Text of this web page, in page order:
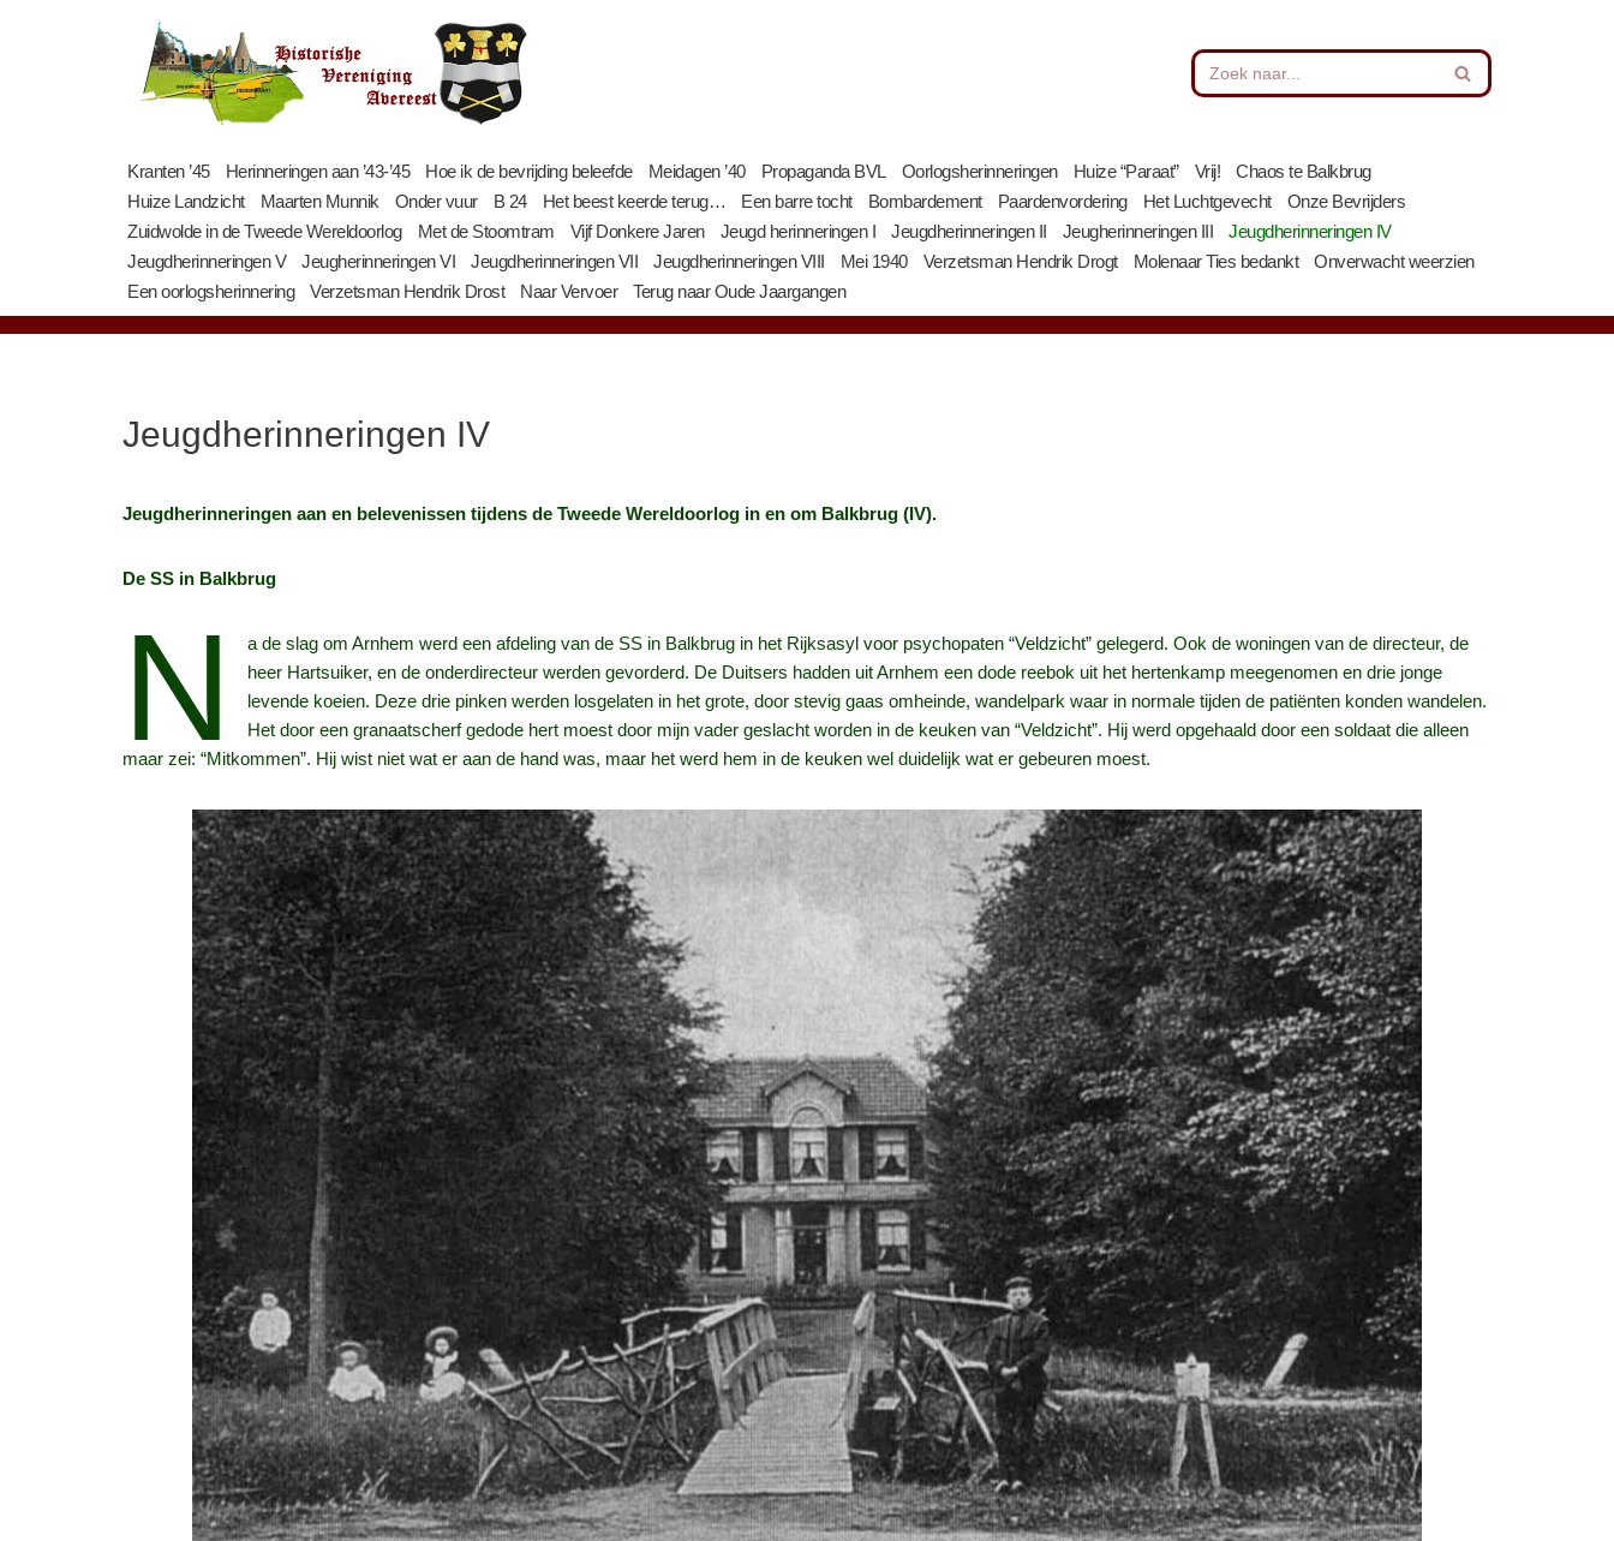
Kranten ’45
Herinneringen aan ’43-’45 Hoe ik de bevrijding beleefde Meidagen ’40 Propaganda BVL Oorlogsherinneringen Huize “Paraat” Vrij!
Chaos te Balkbrug
Huize Landzicht
Maarten Munnik Onder vuur B 24 Het beest keerde terug… Een barre tocht Bombardement Paardenvordering Het Luchtgevecht
Onze Bevrijders
Zuidwolde in de Tweede Wereldoorlog
Met de Stoomtram Vijf Donkere Jaren Jeugd herinneringen I Jeugdherinneringen II Jeugherinneringen III
Jeugdherinneringen IV
Jeugdherinneringen V
Jeugherinneringen VI Jeugdherinneringen VII Jeugdherinneringen VIII Mei 1940 Verzetsman Hendrik Drogt Molenaar Ties bedankt
Onverwacht weerzien
Een oorlogsherinnering
Verzetsman Hendrik Drost Naar Vervoer Terug naar Oude Jaargangen
Jeugdherinneringen IV
Jeugdherinneringen aan en belevenissen tijdens de Tweede Wereldoorlog in en om Balkbrug (IV).
De SS in Balkbrug
N
a de slag om Arnhem werd een afdeling van de SS in Balkbrug in het Rijksasyl voor psychopaten “Veldzicht” gelegerd. Ook de woningen van de directeur, de
heer Hartsuiker, en de onderdirecteur werden gevorderd. De Duitsers hadden uit Arnhem een dode reebok uit het hertenkamp meegenomen en drie jonge
levende koeien. Deze drie pinken werden losgelaten in het grote, door stevig gaas omheinde, wandelpark waar in normale tijden de patiënten konden wandelen.
Het door een granaatscherf gedode hert moest door mijn vader geslacht worden in de keuken van “Veldzicht”. Hij werd opgehaald door een soldaat die alleen
maar zei: “Mitkommen”. Hij wist niet wat er aan de hand was, maar het werd hem in de keuken wel duidelijk wat er gebeuren moest.